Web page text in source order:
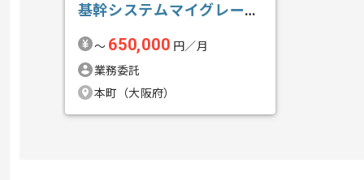
基幹システムマイグレーシ
〜 650,000 円／月
業務委託
本町（大阪府）